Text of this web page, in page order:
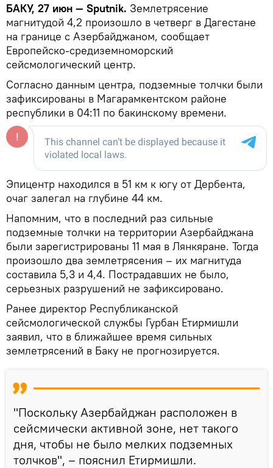
БАКУ, 27 июн — Sputnik. Землетрясение
магнитудой 4,2 произошло в четверг в Дагестане
на границе с Азербайджаном, сообщает
Европейско-средиземноморский
сейсмологический центр.
Согласно данным центра, подземные толчки были
зафиксированы в Магарамкентском районе
республики в 04:11 по бакинскому времени.
Эпицентр находился в 51 км к югу от Дербента,
очаг залегал на глубине 44 км.
Напомним, что в последний раз сильные
подземные толчки на территории Азербайджана
были зарегистрированы 11 мая в Лянкяране. Тогда
произошло два землетрясения – их магнитуда
составила 5,3 и 4,4. Пострадавших не было,
серьезных разрушений не зафиксировано.
Ранее директор Республиканской
сейсмологической службы Гурбан Етирмишли
заявил, что в ближайшее время сильных
землетрясений в Баку не прогнозируется.
"Поскольку Азербайджан расположен в
сейсмически активной зоне, нет такого
дня, чтобы не было мелких подземных
толчков", – пояснил Етирмишли.